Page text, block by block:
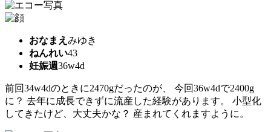
おなまえ みゆき
ねんれい43
妊娠週36w4d
前回34w4dのときに2470gだったのが、 今回36w4dで2400g
に？ 去年に成長できずに流産した経験があります。 小型化
してきたけど、大丈夫かな？ 産まれてくれますように。